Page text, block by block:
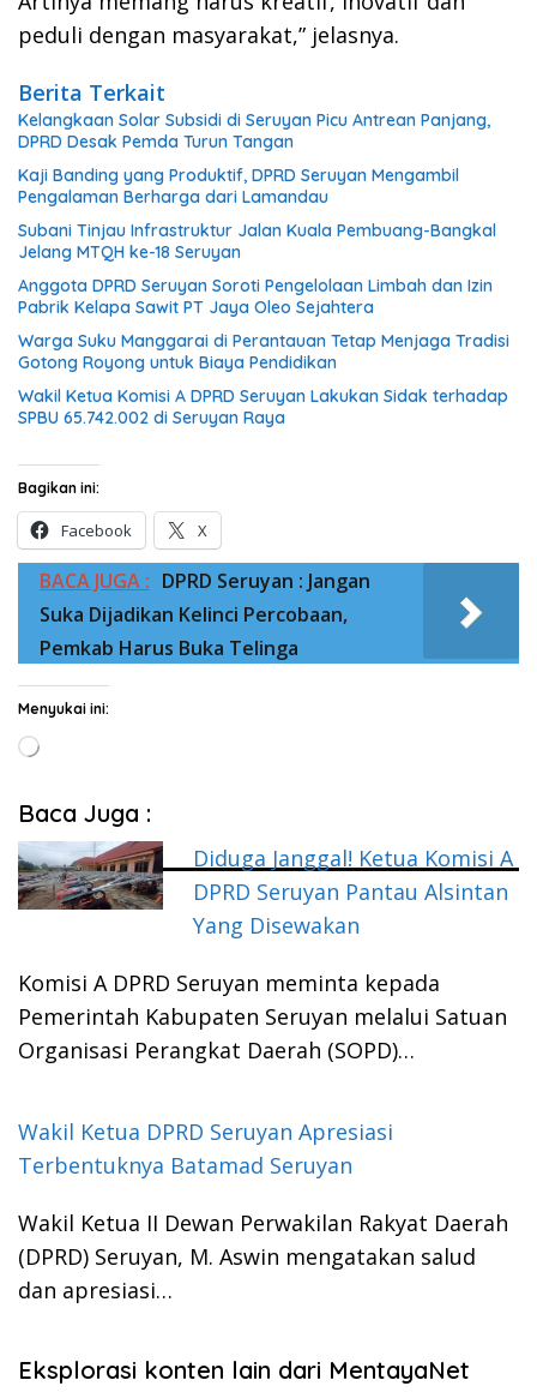
peduli dengan masyarakat,” jelasnya.
Berita Terkait
Kelangkaan Solar Subsidi di Seruyan Picu Antrean Panjang,
DPRD Desak Pemda Turun Tangan
Kaji Banding yang Produktif, DPRD Seruyan Mengambil
Pengalaman Berharga dari Lamandau
Subani Tinjau Infrastruktur Jalan Kuala Pembuang-Bangkal
Jelang MTQH ke-18 Seruyan
Anggota DPRD Seruyan Soroti Pengelolaan Limbah dan Izin
Pabrik Kelapa Sawit PT Jaya Oleo Sejahtera
Warga Suku Manggarai di Perantauan Tetap Menjaga Tradisi
Gotong Royong untuk Biaya Pendidikan
Wakil Ketua Komisi A DPRD Seruyan Lakukan Sidak terhadap
SPBU 65.742.002 di Seruyan Raya
Bagikan ini:
Facebook X
BACA JUGA : DPRD Seruyan : Jangan
Suka Dijadikan Kelinci Percobaan,
Pemkab Harus Buka Telinga
Menyukai ini:
Memuat...
Baca Juga :
Diduga Janggal! Ketua Komisi A
DPRD Seruyan Pantau Alsintan
Yang Disewakan
Komisi A DPRD Seruyan meminta kepada
Pemerintah Kabupaten Seruyan melalui Satuan
Organisasi Perangkat Daerah (SOPD)…
Wakil Ketua DPRD Seruyan Apresiasi
Terbentuknya Batamad Seruyan
Wakil Ketua II Dewan Perwakilan Rakyat Daerah
(DPRD) Seruyan, M. Aswin mengatakan salud
dan apresiasi…
Eksplorasi konten lain dari MentayaNet